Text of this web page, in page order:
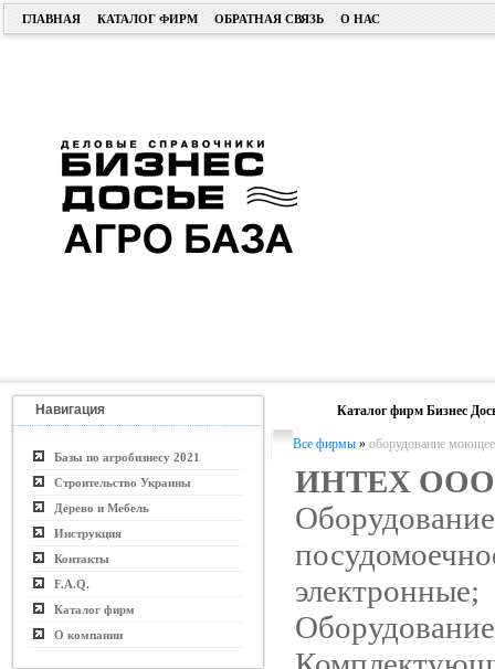
ГЛАВНАЯ КАТАЛОГ ФИРМ ОБРАТНАЯ СВЯЗЬ О НАС
Навигация
Базы по агробизнесу 2021
Строительство Украины
Дерево и Мебель
Инструкция
Контакты
F.A.Q.
Каталог фирм
О компании
Каталог фирм Бизнес
Все фирмы » оборудование моющее
ИНТЕХ ООО
Оборудование
электронные;